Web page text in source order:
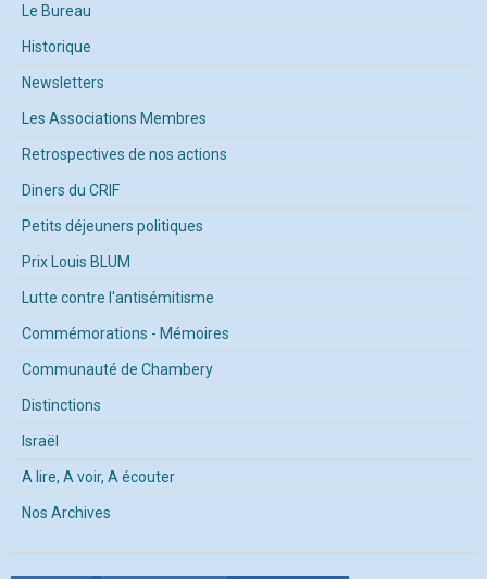
Le Bureau
Historique
Newsletters
Les Associations Membres
Retrospectives de nos actions
Diners du CRIF
Petits déjeuners politiques
Prix Louis BLUM
Lutte contre l'antisémitisme
Commémorations - Mémoires
Communauté de Chambery
Distinctions
Israël
A lire, A voir, A écouter
Nos Archives